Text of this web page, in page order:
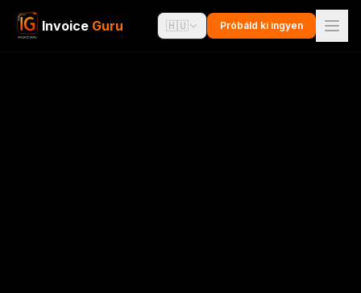
Invoice Guru 🇭🇺 Próbáld ki ingyen